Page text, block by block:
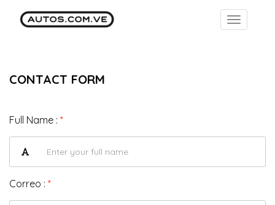
CONTACT FORM
Full Name : *
Correo : *